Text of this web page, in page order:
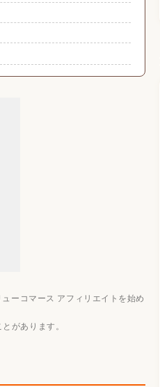
ーコマース アフィリエイトを始め
があります。